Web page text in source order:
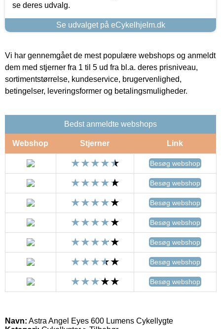
se deres udvalg.
Se udvalget på eCykelhjelm.dk
Vi har gennemgået de mest populære webshops og anmeldt
dem med stjerner fra 1 til 5 ud fra bl.a. deres prisniveau,
sortimentstørrelse, kundeservice, brugervenlighed,
betingelser, leveringsformer og betalingsmuligheder.
Bedst anmeldte webshops
Webshop Stjerner Link
Besøg webshop
Besøg webshop
Besøg webshop
Besøg webshop
Besøg webshop
Besøg webshop
Besøg webshop
Navn: Astra Angel Eyes 600 Lumens Cykellygte